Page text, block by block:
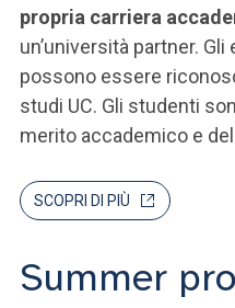
propria carriera
un’università partner.
possono essere
studi UC. Gli studenti
merito accademico e
SCOPRI DI PIÙ
Summer